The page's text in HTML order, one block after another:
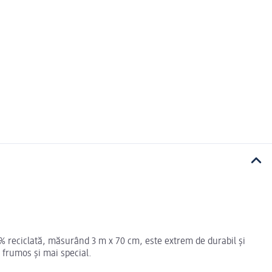
măsurând 3 m x 70 cm, este extrem de durabil și
și mai special.